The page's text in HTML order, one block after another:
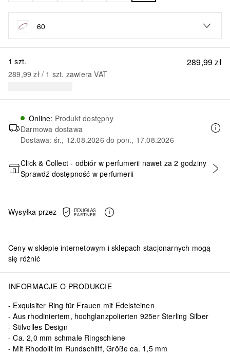
60
289,99 zł
1 szt.
289,99 zł / 1 szt. zawiera VAT
Online: Produkt dostępny
Darmowa dostawa
Dostawa: śr., 12.08.2026 do pon., 17.08.2026
DODAJ DO KOSZYKA
Click & Collect - odbiór w perfumerii nawet za 2 godziny
Sprawdź dostępność w perfumerii
Wysyłka przez
Ceny w sklepie internetowym i sklepach stacjonarnych mogą
się różnić
INFORMACJE O PRODUKCIE
Exquisiter Ring für Frauen mit Edelsteinen
Aus rhodiniertem, hochglanzpolierten 925er Sterling Silber
Stilvolles Design
Ca. 2,0 mm schmale Ringschiene
Mit Rhodolit im Rundschliff, Größe ca. 1,5 mm